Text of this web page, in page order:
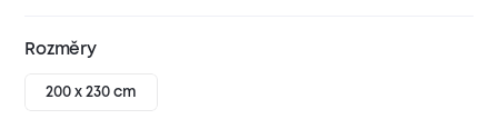
Rozměry
200 x 230 cm